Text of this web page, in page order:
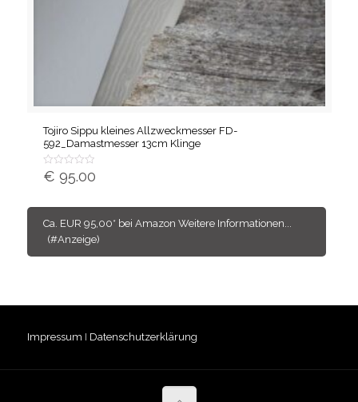
Tojiro Sippu kleines Allzweckmesser FD-
592_Damastmesser 13cm Klinge
Bewertet
mit
€ 95.00
Ca. EUR 95,00* bei Amazon Weitere Informationen...
Impressum I Datenschutzerklärung